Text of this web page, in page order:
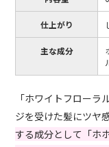
仕上がり
主な成分
「ホワイトフローラ
ジを受けた髪にツヤ
する成分として「ホ